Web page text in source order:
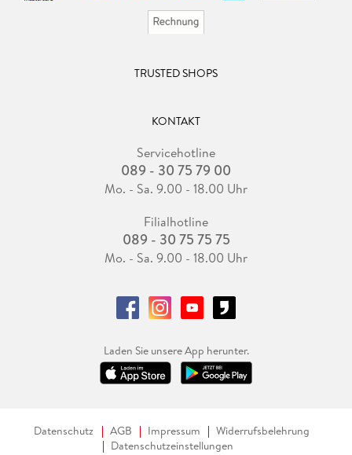
TRUSTED SHOPS
KONTAKT
Servicehotline
089 - 30 75 79 00
Mo. - Sa. 9.00 - 18.00 Uhr
Filialhotline
089 - 30 75 75 75
Mo. - Sa. 9.00 - 18.00 Uhr
Laden Sie unsere App herunter.
Datenschutz AGB Impressum
Widerrufsbelehrung
Datenschutzeinstellungen